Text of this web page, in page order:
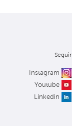
Seguir
Instagram
Youtube
Linkedin